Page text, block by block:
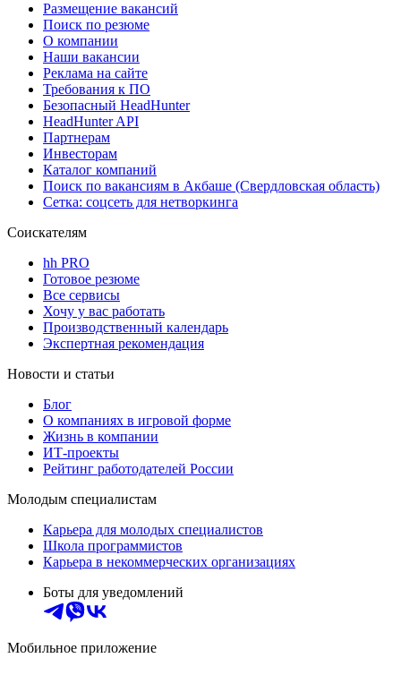
Размещение вакансий
Поиск по резюме
О компании
Наши вакансии
Реклама на сайте
Требования к ПО
Безопасный HeadHunter
HeadHunter API
Партнерам
Инвесторам
Каталог компаний
Поиск по вакансиям в Акбаше (Свердловская область)
Сетка: соцсеть для нетворкинга
Соискателям
hh PRO
Готовое резюме
Все сервисы
Хочу у вас работать
Производственный календарь
Экспертная рекомендация
Новости и статьи
Блог
О компаниях в игровой форме
Жизнь в компании
ИТ-проекты
Рейтинг работодателей России
Молодым специалистам
Карьера для молодых специалистов
Школа программистов
Карьера в некоммерческих организациях
Боты для уведомлений
Мобильное приложение